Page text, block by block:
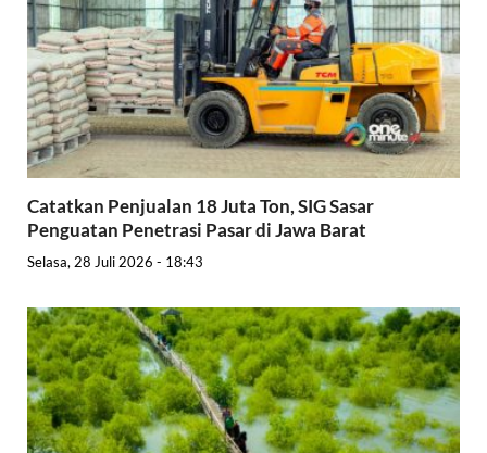
Catatkan Penjualan 18 Juta Ton, SIG Sasar
Penguatan Penetrasi Pasar di Jawa Barat
Selasa, 28 Juli 2026 - 18:43